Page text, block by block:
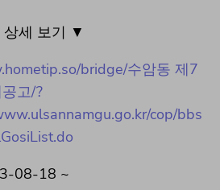
상세 보기 ▼
bridge/수암동 제7
고/?
cop/bbs
08-18 ~